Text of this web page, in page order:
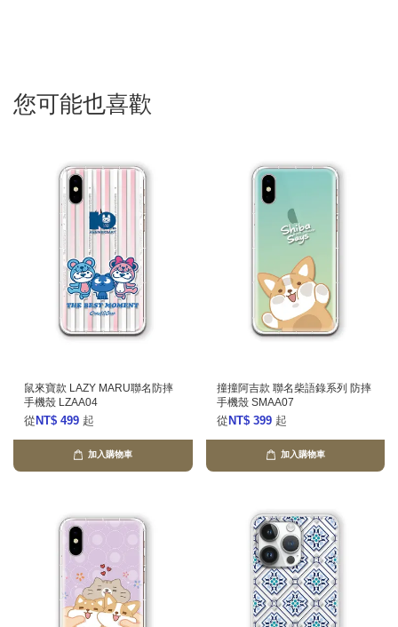
您可能也喜歡
鼠來寶款 LAZY MARU聯名防摔
手機殼 LZAA04
從 NT$ 499 起
加入購物車
撞撞阿吉款 聯名柴語錄系列 防摔
手機殼 SMAA07
從 NT$ 399 起
加入購物車